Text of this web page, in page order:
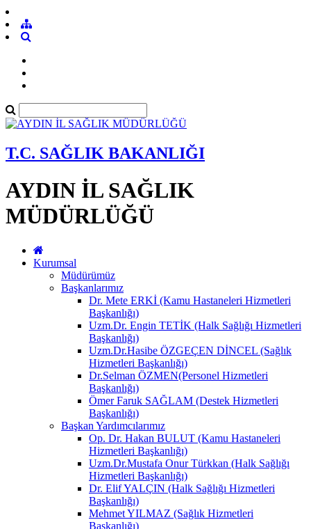
T.C. SAĞLIK BAKANLIĞI
AYDIN İL SAĞLIK
MÜDÜRLÜĞÜ
Kurumsal
Müdürümüz
Başkanlarımız
Dr. Mete ERKİ (Kamu Hastaneleri Hizmetleri
Başkanlığı)
Uzm.Dr. Engin TETİK (Halk Sağlığı Hizmetleri
Başkanlığı)
Uzm.Dr.Hasibe ÖZGEÇEN DİNCEL (Sağlık
Hizmetleri Başkanlığı)
Dr.Selman ÖZMEN(Personel Hizmetleri
Başkanlığı)
Ömer Faruk SAĞLAM (Destek Hizmetleri
Başkanlığı)
Başkan Yardımcılarımız
Op. Dr. Hakan BULUT (Kamu Hastaneleri
Hizmetleri Başkanlığı)
Uzm.Dr.Mustafa Onur Türkkan (Halk Sağlığı
Hizmetleri Başkanlığı)
Dr. Elif YALÇIN (Halk Sağlığı Hizmetleri
Başkanlığı)
Mehmet YILMAZ (Sağlık Hizmetleri
Başkanlığı)